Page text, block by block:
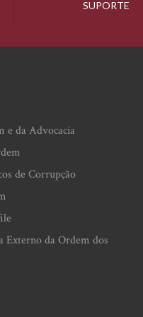
SUPORTE
e da Advocacia
de Corrupção
Externo da Ordem dos